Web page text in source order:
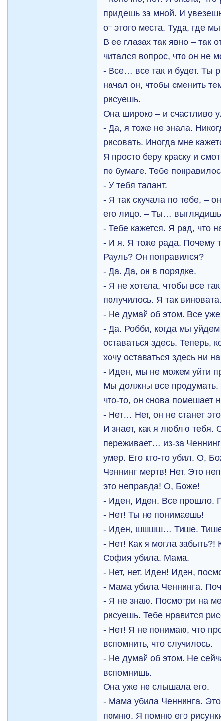
придешь за мной. И
от этого места. Туда, где
В ее глазах так явно – так
читался вопрос, что он не
- Все… все так и будет. Ты
начал он, чтобы сменить
рисуешь.
Она широко – и счастливо
- Да, я тоже не знала.
рисовать. Иногда мне
Я просто беру краску и
по бумаге. Тебе
- У тебя талант.
- Я так скучала по тебе, –
его лицо. – Ты…
- Тебе кажется. Я рад, что
- И я. Я тоже рада. Почему
Рауль? Он поправился?
- Да. Да, он в порядке.
- Я не хотела, чтобы все
получилось. Я так
- Не думай об этом. Все
- Да. Робби, когда мы
оставаться здесь. Теперь,
хочу оставаться здесь ни
- Иден, мы не можем уйти
Мы должны все продумать.
что-то, он снова помешает
- Нет… Нет, он не станет
И знает, как я люблю
переживает… из-за
умер. Его кто-то убил. О,
Ченнинг мертв! Нет. Это
это неправда! О, Боже!
- Иден, Иден. Все прошло.
- Нет! Ты не понимаешь!
- Иден, шшшш… Тише.
- Нет! Как я могла забыть?!
София убила. Мама.
- Нет, нет. Иден! Иден,
- Мама убила Ченнинга.
- Я не знаю. Посмотри на
рисуешь. Тебе нравится
- Нет! Я не понимаю, что
вспомнить, что случилось.
- Не думай об этом. Не
вспомнишь.
Она уже не слышала его.
- Мама убила Ченнинга.
помню. Я помню его